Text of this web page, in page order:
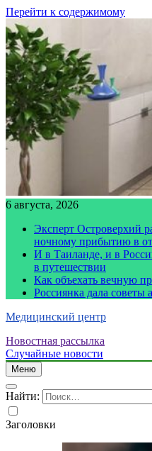
Перейти к содержимому
6 августа, 2026
Эксперт Островерхий
ночному прибытию в
И в Таиланде, и в
в путешествии
Как объехать вечную
Россиянка дала советы
Медицинский центр
Новостная рассылка
Случайные новости
Меню
Найти:
Заголовки